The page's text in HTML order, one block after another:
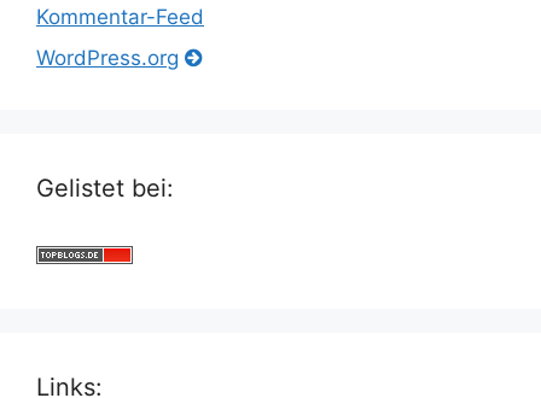
Kommentar-Feed
WordPress.org
Gelistet bei:
Links: